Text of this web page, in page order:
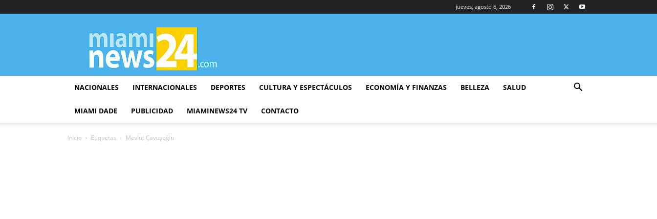
jueves, agosto 6, 2026
▷
Miami
News
24
NACIONALES INTERNACIONALES DEPORTES CULTURA Y ESPECTÁCULOS ECONOMÍA Y FINANZAS BELLEZA SALUD
MIAMI DADE PUBLICIDAD MIAMINEWS24 TV CONTACTO
Inicio Etiquetas Mevlüt Çavuşoğlu